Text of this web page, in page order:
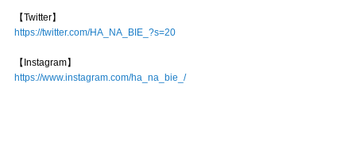
【Twitter】
https://twitter.com/HA_NA_BIE_?s=20
【Instagram】
https://www.instagram.com/ha_na_bie_/